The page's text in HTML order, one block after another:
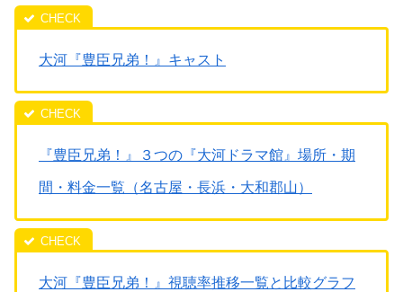
大河『豊臣兄弟！』キャスト
『豊臣兄弟！』３つの『大河ドラマ館』場所・期
間・料金一覧（名古屋・長浜・大和郡山）
大河『豊臣兄弟！』視聴率推移一覧と比較グラフ